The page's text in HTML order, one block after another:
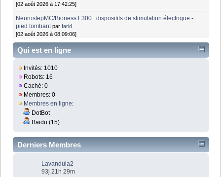
[02 août 2026 à 17:42:25]
NeurostepMC/Bioness L300 : dispositifs de stimulation électrique -
pied tombant parfarid
[02 août 2026 à 08:09:06]
Qui est en ligne
Invités: 1010
Robots: 16
Caché: 0
Membres: 0
Membres en ligne:
DotBot
Baidu (15)
Derniers Membres
Lavandula2
93j 21h 29m